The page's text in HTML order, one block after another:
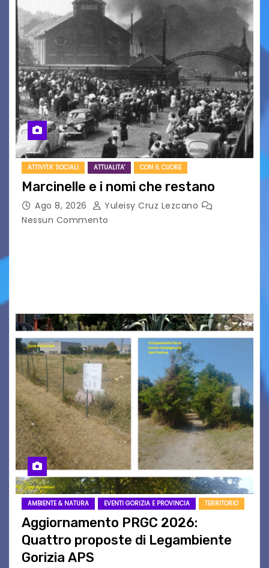
ATTIVITA' SOCIALI ATTUALITA' CON IL CUORE
Marcinelle e i nomi che restano
Ago 8, 2026
Yuleisy Cruz Lezcano
Nessun Commento
AMBIENTE & NATURA EVENTI GORIZIA E PROVINCIA TERRITORIO
Aggiornamento PRGC 2026:
Quattro proposte di Legambiente
Gorizia APS